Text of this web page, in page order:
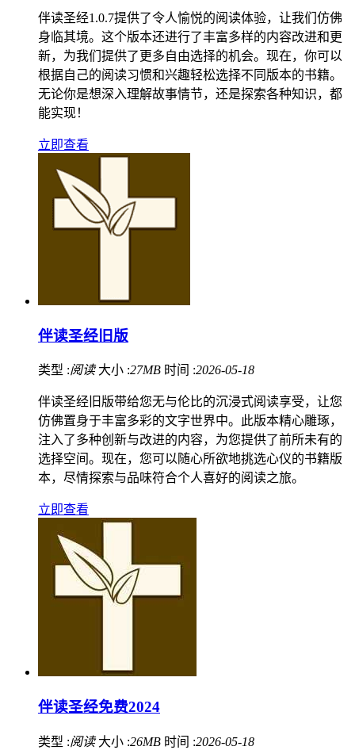
伴读圣经1.0.7提供了令人愉悦的阅读体验，让我们仿佛
身临其境。这个版本还进行了丰富多样的内容改进和更
新，为我们提供了更多自由选择的机会。现在，你可以
根据自己的阅读习惯和兴趣轻松选择不同版本的书籍。
无论你是想深入理解故事情节，还是探索各种知识，都
能实现！
立即查看
伴读圣经旧版
类型 :阅读 大小 :27MB 时间 :2026-05-18
伴读圣经旧版带给您无与伦比的沉浸式阅读享受，让您
仿佛置身于丰富多彩的文字世界中。此版本精心雕琢，
注入了多种创新与改进的内容，为您提供了前所未有的
选择空间。现在，您可以随心所欲地挑选心仪的书籍版
本，尽情探索与品味符合个人喜好的阅读之旅。
立即查看
伴读圣经免费2024
类型 :阅读 大小 :26MB 时间 :2026-05-18